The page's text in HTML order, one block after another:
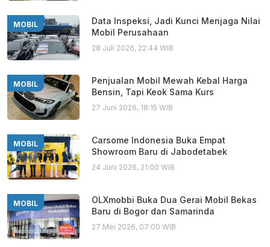
MOBIL
Data Inspeksi, Jadi Kunci Menjaga Nilai
Mobil Perusahaan
28 Juli 2026, 22:44 WIB
MOBIL
Penjualan Mobil Mewah Kebal Harga
Bensin, Tapi Keok Sama Kurs
27 Juni 2026, 18:15 WIB
MOBIL
Carsome Indonesia Buka Empat
Showroom Baru di Jabodetabek
24 Juni 2026, 21:00 WIB
MOBIL
OLXmobbi Buka Dua Gerai Mobil Bekas
Baru di Bogor dan Samarinda
27 Mei 2026, 07:00 WIB